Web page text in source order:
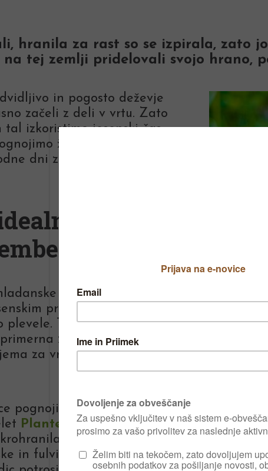
hranila za rast so se izpirala, zato
na tej zemlji pridelovali svojo hrano,
in pogosto deževje
začeli z deli v vrtu. Zato
izkoristimo jesenski čas.
že jeseni, spomladi
dni za prve setve in
oktober
setve pripravimo
prekopavanjem tal iz
plevele. Tla obdelamo
za obdelavo.
za vrtno orodje ali
pognojimo s kakovostnim
Plantella Organik, ki
največ organske
in fulvinske kisline. Na